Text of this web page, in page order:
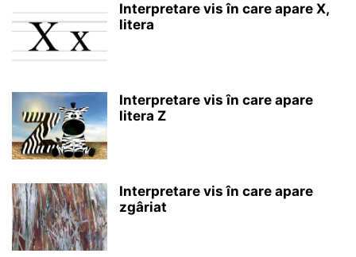
Interpretare vis în care apare X,
litera
Interpretare vis în care apare
litera Z
Interpretare vis în care apare
zgâriat